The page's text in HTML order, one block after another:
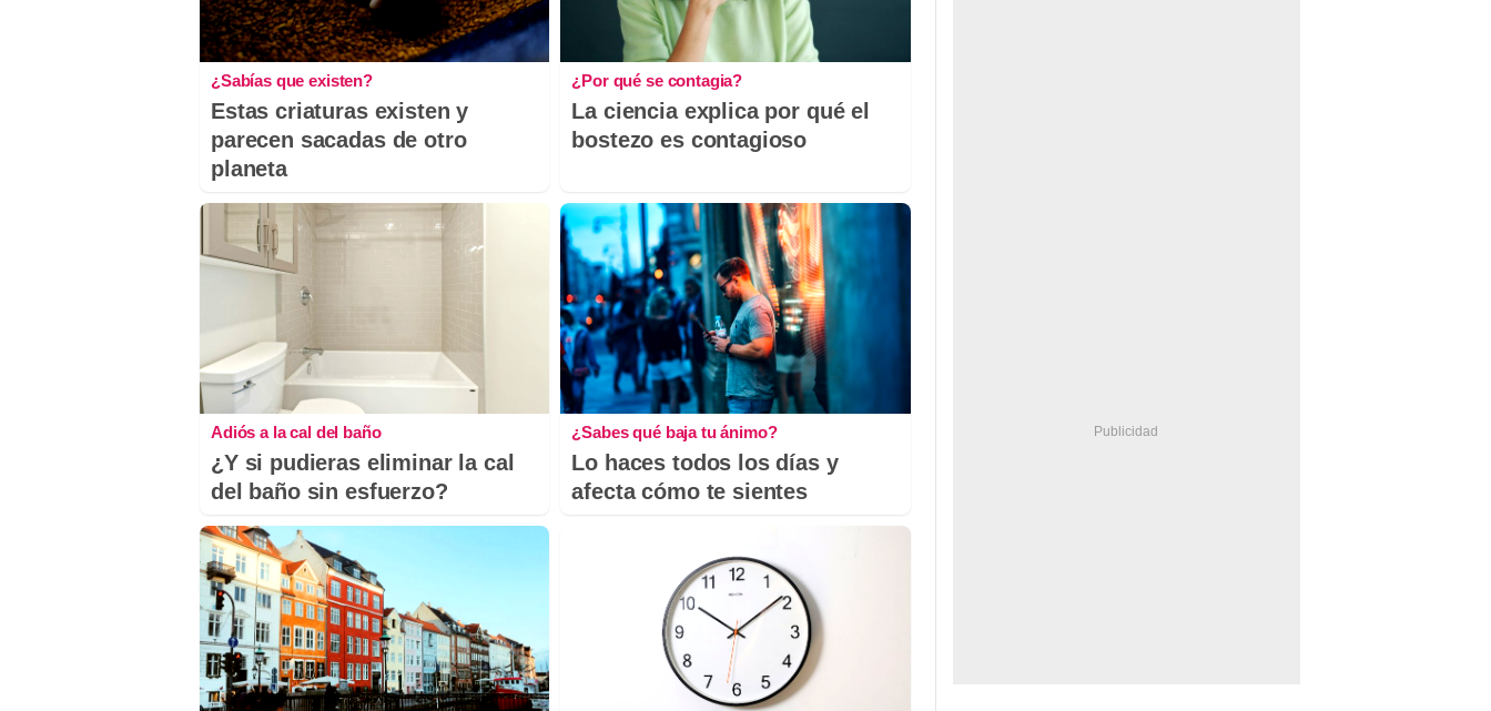
¿Sabías que existen?
Estas criaturas existen y
parecen sacadas de otro
planeta
¿Por qué se contagia?
La ciencia explica por qué el
bostezo es contagioso
Adiós a la cal del baño
¿Y si pudieras eliminar la cal
del baño sin esfuerzo?
¿Sabes qué baja tu ánimo?
Lo haces todos los días y
afecta cómo te sientes